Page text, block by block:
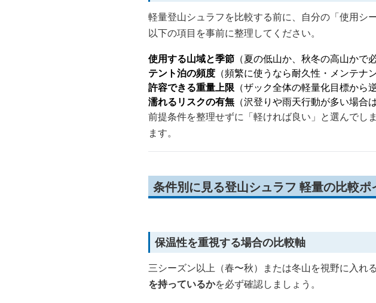
軽量登山シュラフを比較する前に、自分の「使用シ
以下の項目を事前に整理してください。
使用する山域と季節 （夏の低山か、秋冬の高山かで
テント泊の頻度 （頻繁に使うなら耐久性・メンテナ
許容できる重量上限 （ザック全体の軽量化目標から
濡れるリスクの有無 （沢登りや雨天行動が多い場合
前提条件を整理せずに「軽ければ良い」と選んでし
ます。
条件別に見る登山シュラフ 軽量の比較ポ
保温性を重視する場合の比較軸
三シーズン以上（春〜秋）または冬山を視野に入れる
を持っているかを必ず確認しましょう。